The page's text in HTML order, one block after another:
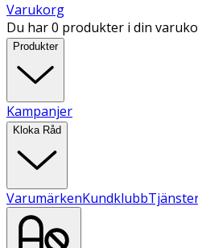
Varukorg
Du har 0 produkter i din
Produkter
Kampanjer
Kloka Råd
VarumärkenKundklubb